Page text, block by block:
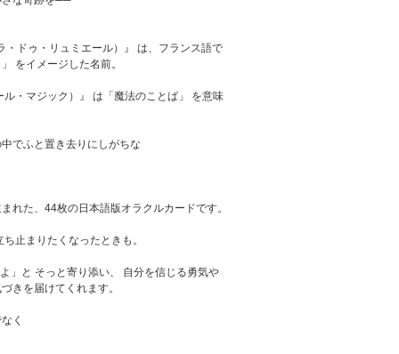
・ドゥ・リュミエール）』 は、フランス語で
をイメージした名前。
ル・マジック）』 は「魔法のことば」 を意味
でふと置き去りにしがちな
れた、44枚の日本語版オラクルカードです。
止まりたくなったときも。
」と そっと寄り添い、 自分を信じる勇気や
きを届けてくれます。
く